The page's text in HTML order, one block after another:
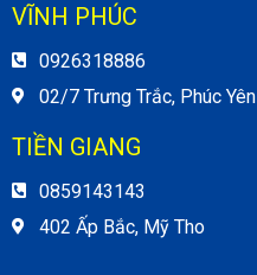
VĨNH PHÚC
0926318886
02/7 Trưng Trắc, Phúc Yên
TIỀN GIANG
0859143143
402 Ấp Bắc, Mỹ Tho